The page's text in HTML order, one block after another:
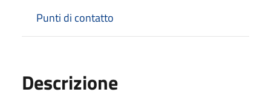
Punti di contatto
Descrizione